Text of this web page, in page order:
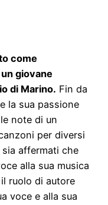
come
giovane
di Marino. Fin da
la sua passione
note di un
per diversi
affermati che
alla sua musica
ruolo di autore
voce e alla sua